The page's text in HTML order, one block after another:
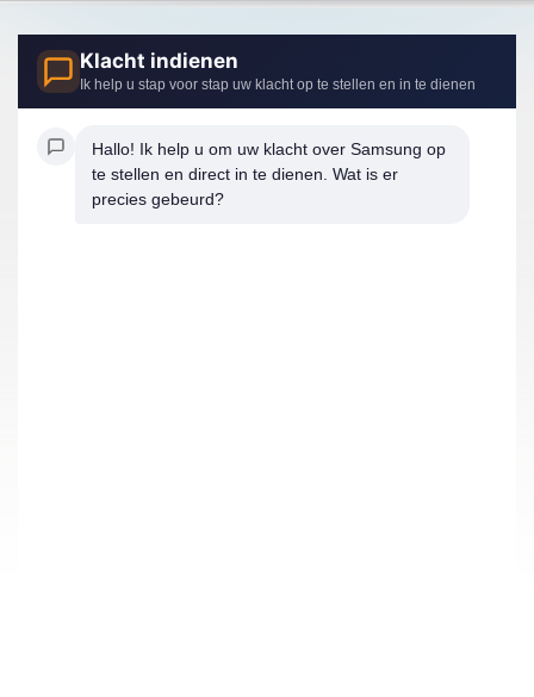
Klacht indienen
Ik help u stap voor stap uw klacht op te stellen en in te dienen
Hallo! Ik help u om uw klacht over Samsung op
te stellen en direct in te dienen. Wat is er
precies gebeurd?